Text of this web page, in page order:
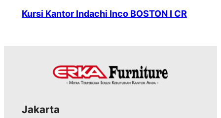
Kursi Kantor Indachi Inco BOSTON I CR
Jakarta